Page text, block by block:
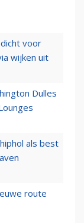
voor
wijken uit
Dulles
als best
route